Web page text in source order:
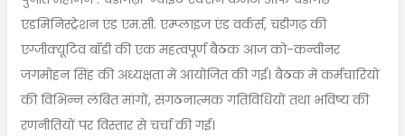
एडमिनिस्ट्रेशन एंड एम.सी. एम्प्लाइज एंड वर्कर्स, चंडीगढ़ की
एग्जीक्यूटिव बॉडी की एक महत्वपूर्ण बैठक आज को-कन्वीनर
जगमोहन सिंह की अध्यक्षता में आयोजित की गई। बैठक में कर्मचारियों
की विभिन्न लंबित मांगों, संगठनात्मक गतिविधियों तथा भविष्य की
रणनीतियों पर विस्तार से चर्चा की गई।